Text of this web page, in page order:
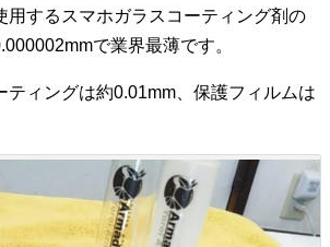
用するスマホガラスコーティング剤の
で業界最薄です。
ティングは約0.01mm、保護フィルムは